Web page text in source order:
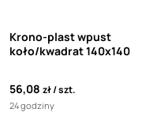
Krono-plast wpust
koło/kwadrat 140x140
56,08 zł szt.
24 godziny